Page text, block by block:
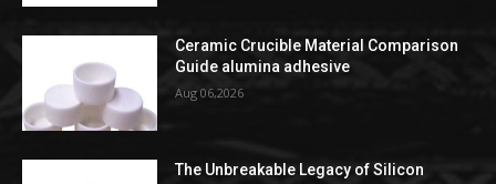
Ceramic Crucible Material Comparison
Guide alumina adhesive
Aug 06,2026
The Unbreakable Legacy of Silicon